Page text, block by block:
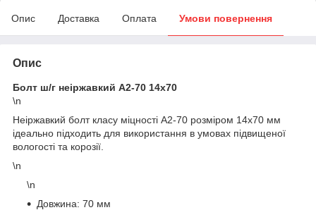
Опис Доставка Оплата Умови повернення
Опис
Болт ш/г неіржавкий A2-70 14х70
\n
Неіржавкий болт класу міцності A2-70 розміром 14x70 мм
ідеально підходить для використання в умовах підвищеної
вологості та корозії.
\n
\n
Довжина: 70 мм